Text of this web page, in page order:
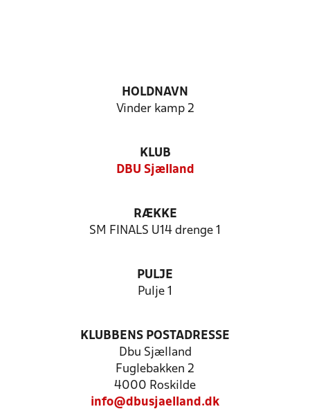
HOLDNAVN
Vinder kamp 2
KLUB
DBU Sjælland
RÆKKE
SM FINALS U14 drenge 1
PULJE
Pulje 1
KLUBBENS POSTADRESSE
Dbu Sjælland
Fuglebakken 2
4000 Roskilde
info@dbusjaelland.dk